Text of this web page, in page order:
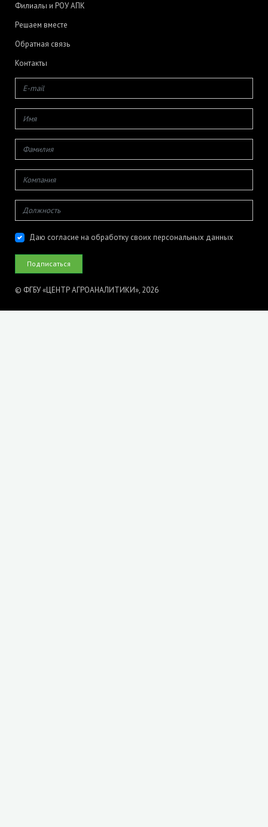
Филиалы и РОУ АПК
Решаем вместе
Обратная связь
Контакты
Даю согласие на обработку своих персональных данных
© ФГБУ «ЦЕНТР АГРОАНАЛИТИКИ», 2026